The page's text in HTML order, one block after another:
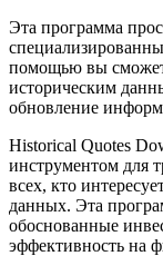
Эта программа
помощью вы
историческим
обновление
Historical Quotes
инструментом для
всех, кто
данных. Эта
обоснованные
эффективность на